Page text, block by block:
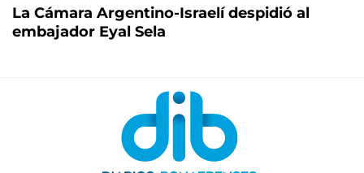
La Cámara Argentino-Israelí despidió al
embajador Eyal Sela